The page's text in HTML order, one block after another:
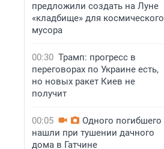
предложили создать на Луне
«кладбище» для космического
мусора
00:30 Трамп: прогресс в
переговорах по Украине есть,
но новых ракет Киев не
получит
00:05
Одного погибшего
нашли при тушении дачного
дома в Гатчине